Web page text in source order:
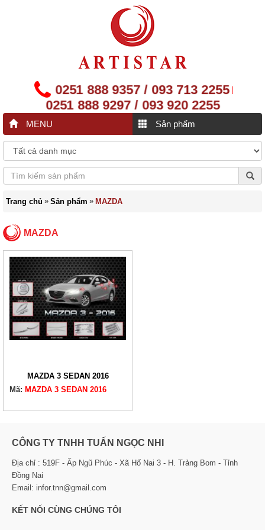
0251 888 9357 / 093 713 2255|
0251 888 9297 / 093 920 2255
MENU Sản phẩm
Trang chủ » Sản phẩm » MAZDA
MAZDA
MAZDA 3 SEDAN 2016
Mã: MAZDA 3 SEDAN 2016
CÔNG TY TNHH TUẤN NGỌC NHI
Địa chỉ : 519F - Ấp Ngũ Phúc - Xã Hố Nai 3 - H. Trảng Bom - Tỉnh
Đồng Nai
Email: infor.tnn@gmail.com
KẾT NỐI CÙNG CHÚNG TÔI